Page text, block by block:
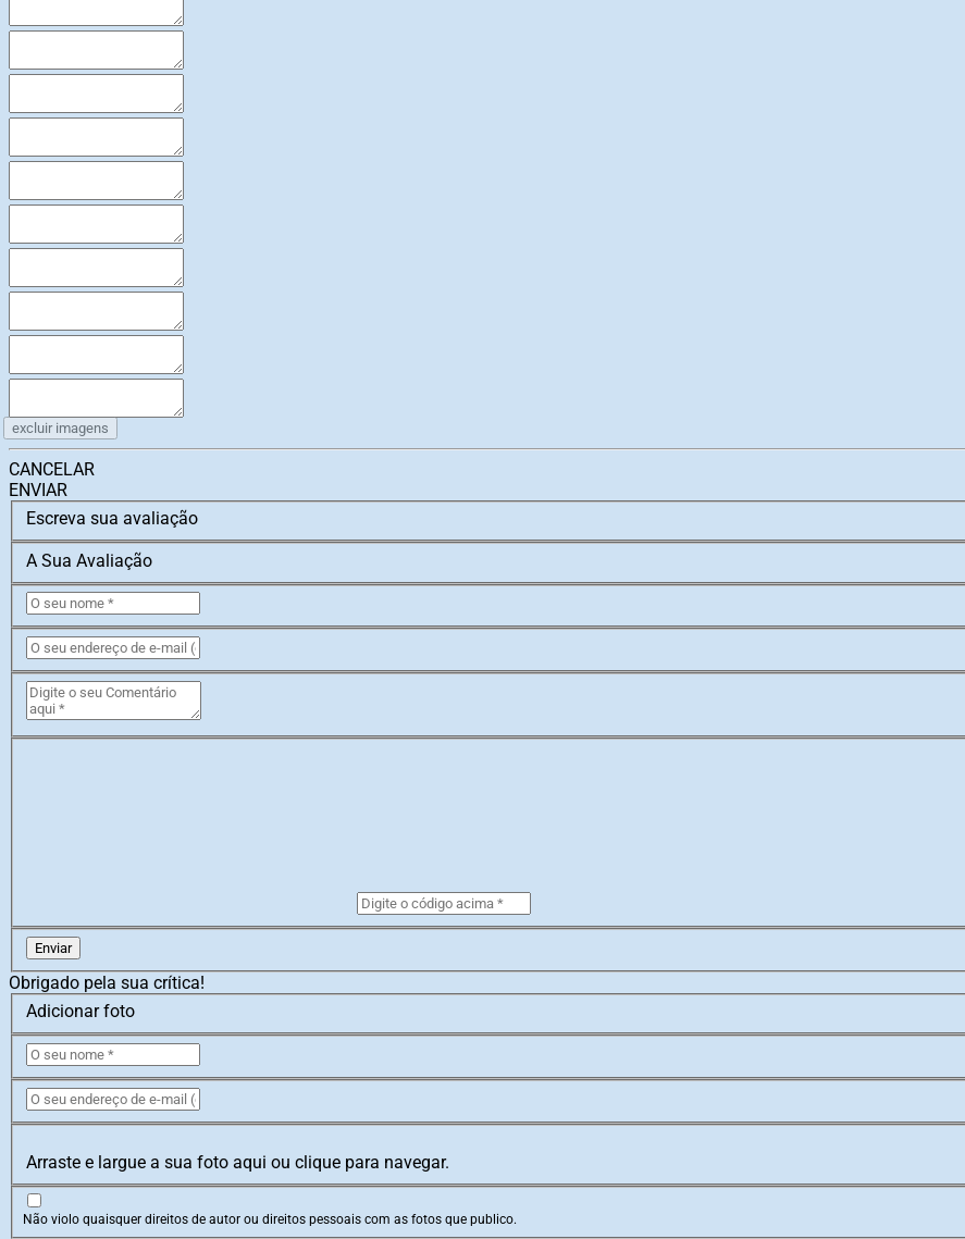
excluir imagens
CANCELAR
ENVIAR
Escreva sua avaliação
A Sua Avaliação
Enviar
Obrigado pela sua crítica!
Adicionar foto
Arraste e largue a sua foto aqui ou clique para navegar.
Não violo quaisquer direitos de autor ou direitos pessoais com as fotos que publico.